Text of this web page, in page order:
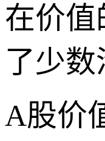
在价
了少
A股价